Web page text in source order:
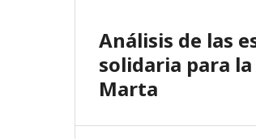
Análisis de las
solidaria para
Marta